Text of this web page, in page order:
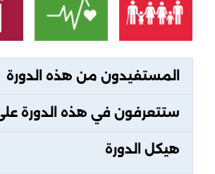
المستفيدون من هذه الدورة
ستتعرفون في هذه الدورة على
هيكل الدورة